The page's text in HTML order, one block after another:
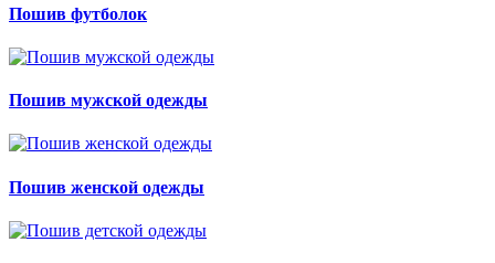
Пошив футболок
Пошив мужской одежды
Пошив женской одежды